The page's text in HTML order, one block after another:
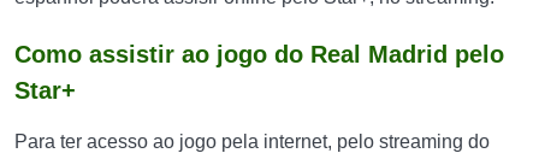
Como assistir ao jogo do Real Madrid pelo
Star+
Para ter acesso ao jogo pela internet, pelo streaming do